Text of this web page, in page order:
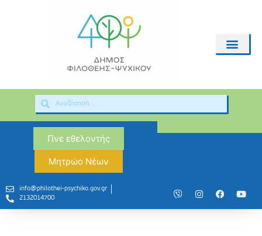
Γίνε εθελοντής
Μητρώο Νέων
info@philothei-psychiko.gov.gr
2132014700